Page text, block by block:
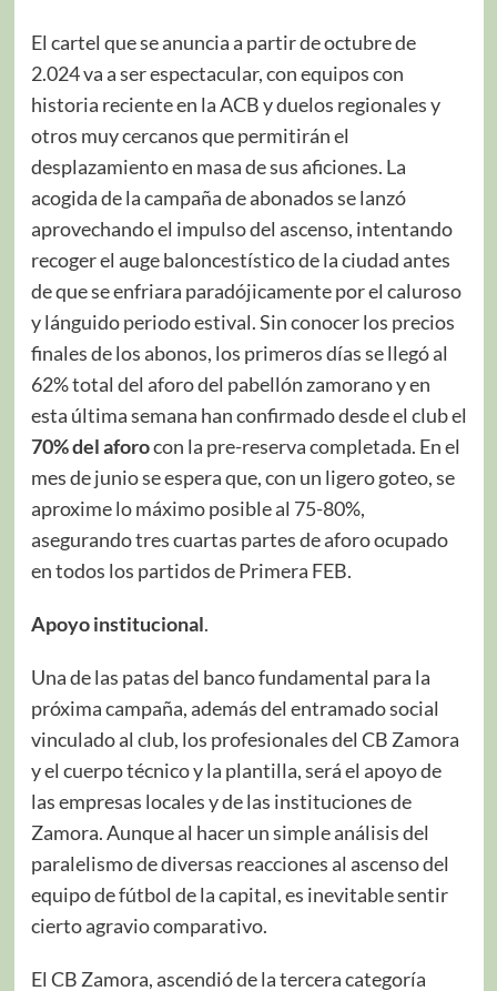
El cartel que se anuncia a partir de octubre de
2.024 va a ser espectacular, con equipos con
historia reciente en la ACB y duelos regionales y
otros muy cercanos que permitirán el
desplazamiento en masa de sus aficiones. La
acogida de la campaña de abonados se lanzó
aprovechando el impulso del ascenso, intentando
recoger el auge baloncestístico de la ciudad antes
de que se enfriara paradójicamente por el caluroso
y lánguido periodo estival. Sin conocer los precios
finales de los abonos, los primeros días se llegó al
62% total del aforo del pabellón zamorano y en
esta última semana han confirmado desde el club el
70% del aforocon la pre-reserva completada. En el
mes de junio se espera que, con un ligero goteo, se
aproxime lo máximo posible al 75-80%,
asegurando tres cuartas partes de aforo ocupado
en todos los partidos de Primera FEB.
Apoyo institucional.
Una de las patas del banco fundamental para la
próxima campaña, además del entramado social
vinculado al club, los profesionales del CB Zamora
y el cuerpo técnico y la plantilla, será el apoyo de
las empresas locales y de las instituciones de
Zamora. Aunque al hacer un simple análisis del
paralelismo de diversas reacciones al ascenso del
equipo de fútbol de la capital, es inevitable sentir
cierto agravio comparativo.
El CB Zamora, ascendió de la tercera categoría